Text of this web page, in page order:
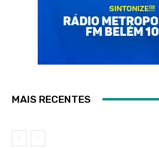
MAIS RECENTES